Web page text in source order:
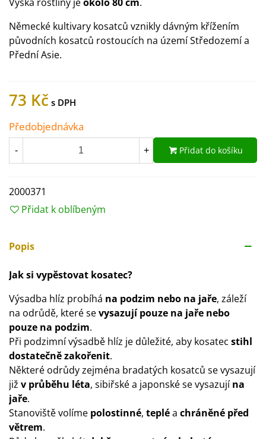
Německé kultivary kosatců vznikly dávným křížením
původních kosatců rostoucích na území Středozemí a
Přední Asie.
73 Kč
Předobjednávka
- + Přidat do košíku
2000371
Přidat k oblíbeným
Popis
Jak si vypěstovat kosatec?
Výsadba hlíz probíhá na podzim nebo na jaře, záleží
na odrůdě, které sevysazují pouze na jaře nebo
pouze na podzim.
Při podzimní výsadbě hlíz je důležité, aby kosatec stihl
dostatečně zakořenit.
Některé odrůdy zejména bradatých kosatců se vysazují
již v průběhu léta, sibiřské a japonské se vysazujína
jaře.
Stanoviště volíme polostinné, tepléa chráněné před
větrem.